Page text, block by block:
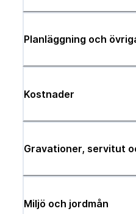
Planläggning och
Kostnader
Gravationer, servitut
Miljö och jordmån